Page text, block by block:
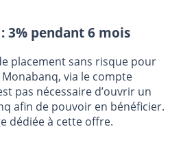
: 3% pendant 6 mois
placement sans risque pour
via le compte
pas nécessaire d’ouvrir un
afin de pouvoir en bénéficier.
dédiée à cette offre.